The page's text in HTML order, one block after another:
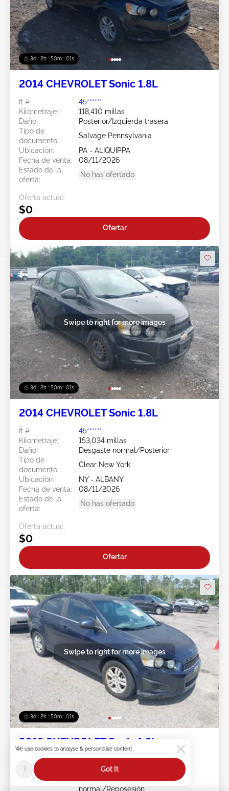
3d : 2h : 49m : 59s
2014 CHEVROLET Sonic 1.8L
Ít #:
45******
Kilometraje:
118,410 millas
Daño:
Posterior/Izquierda trasera
Tipo de
documento:
Salvage Pennsylvania
Ubicación:
PA - ALIQUIPPA
Fecha de venta:
08/11/2026
Estado de la
oferta:
No has ofertado
Oferta actual:
$0
Ofertar
3d : 2h : 49m : 59s
Swipe to right for more images
2014 CHEVROLET Sonic 1.8L
Ít #:
45******
Kilometraje:
153,034 millas
Daño:
Desgaste normal/Posterior
Tipo de
documento:
Clear New York
Ubicación:
NY - ALBANY
Fecha de venta:
08/11/2026
Estado de la
oferta:
No has ofertado
Oferta actual:
$0
Ofertar
3d : 2h : 49m : 59s
Swipe to right for more images
2015 CHEVROLET Sonic 1.8L
45******
Kilometraje:
151,746 millas
Daño:
Desgaste
normal/Reposesión
We use cookies to analyse & personalise content
? Got It